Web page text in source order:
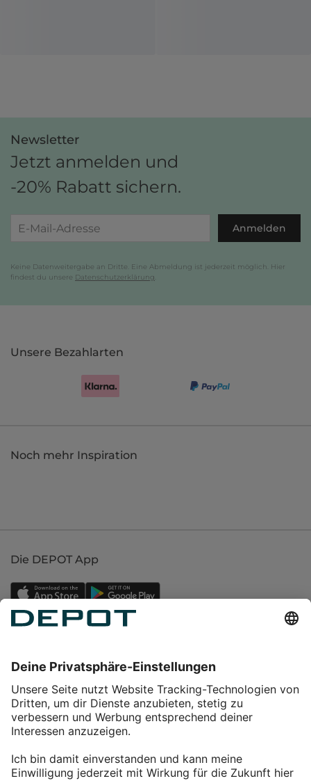
Newsletter
Jetzt anmelden und
-20% Rabatt sichern.
Anmelden
Keine Datenweitergabe an Dritte. Eine Abmeldung ist jederzeit möglich. Hier
findest du unsere Datenschutzerklärung
Unsere Bezahlarten
Noch mehr Inspiration
Die DEPOT App
Service
Über DEPOT
Kontakt